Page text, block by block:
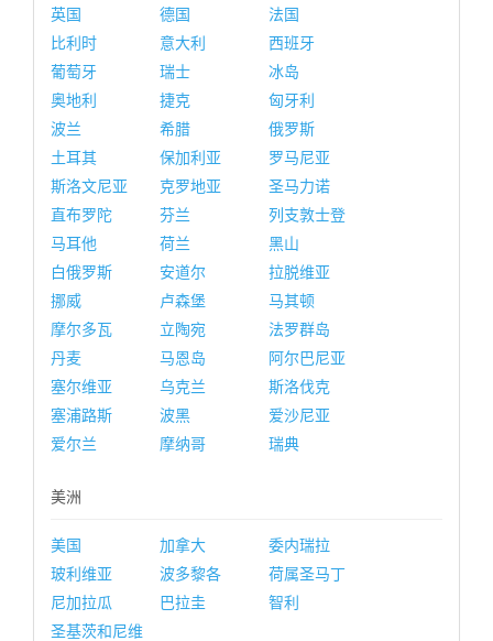
英国 德国
法国
比利时
意大利
西班牙
葡萄牙
瑞士
冰岛
奥地利
捷克
匈牙利
波兰
希腊
俄罗斯
土耳其
保加利亚
罗马尼亚
斯洛文尼亚
克罗地亚
圣马力诺
直布罗陀
芬兰
列支敦士登
马耳他
荷兰
黑山
白俄罗斯
安道尔
拉脱维亚
挪威
卢森堡
马其顿
摩尔多瓦
立陶宛
法罗群岛
丹麦
马恩岛
阿尔巴尼亚
塞尔维亚
乌克兰
斯洛伐克
塞浦路斯
波黑
爱沙尼亚
爱尔兰
摩纳哥 瑞典
美洲
美国 加拿大
委内瑞拉
玻利维亚
波多黎各
荷属圣马丁
尼加拉瓜
巴拉圭
智利
圣基茨和尼维